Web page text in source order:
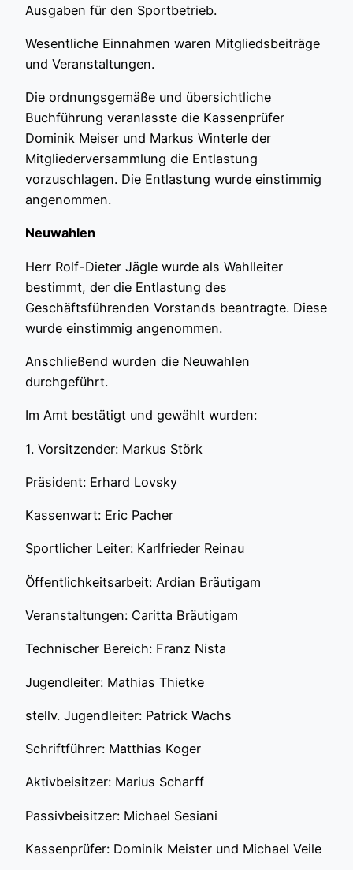
Ausgaben für den Sportbetrieb.
Wesentliche Einnahmen waren Mitgliedsbeiträge
und Veranstaltungen.
Die ordnungsgemäße und übersichtliche
Buchführung veranlasste die Kassenprüfer
Dominik Meiser und Markus Winterle der
Mitgliederversammlung die Entlastung
vorzuschlagen. Die Entlastung wurde einstimmig
angenommen.
Neuwahlen
Herr Rolf-Dieter Jägle wurde als Wahlleiter
bestimmt, der die Entlastung des
Geschäftsführenden Vorstands beantragte. Diese
wurde einstimmig angenommen.
Anschließend wurden die Neuwahlen
durchgeführt.
Im Amt bestätigt und gewählt wurden:
1. Vorsitzender: Markus Störk
Präsident: Erhard Lovsky
Kassenwart: Eric Pacher
Sportlicher Leiter: Karlfrieder Reinau
Öffentlichkeitsarbeit: Ardian Bräutigam
Veranstaltungen: Caritta Bräutigam
Technischer Bereich: Franz Nista
Jugendleiter: Mathias Thietke
stellv. Jugendleiter: Patrick Wachs
Schriftführer: Matthias Koger
Aktivbeisitzer: Marius Scharff
Passivbeisitzer: Michael Sesiani
Kassenprüfer: Dominik Meister und Michael Veile